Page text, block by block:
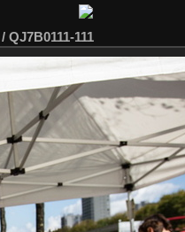
/ QJ7B0111-111